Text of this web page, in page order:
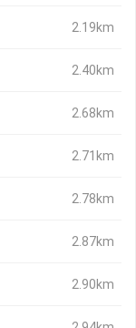
2.19km
2.40km
2.68km
2.71km
2.78km
2.87km
2.90km